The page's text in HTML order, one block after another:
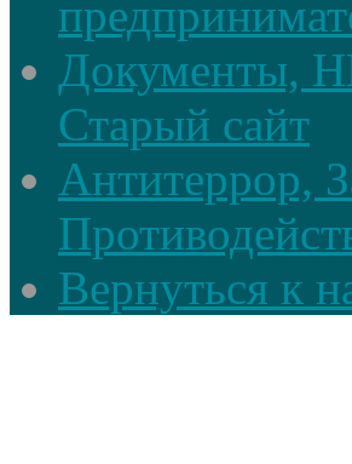
Документы,
Старый сайт
Антитеррор,
Вернуться к